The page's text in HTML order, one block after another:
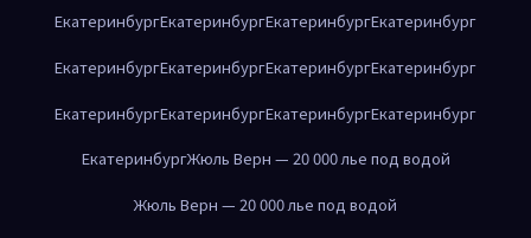
ЕкатеринбургЕкатеринбургЕкатеринбургЕкатеринбург
ЕкатеринбургЕкатеринбургЕкатеринбургЕкатеринбург
ЕкатеринбургЕкатеринбургЕкатеринбургЕкатеринбург
ЕкатеринбургЖюль Верн — 20 000 лье под водой
Жюль Верн — 20 000 лье под водой